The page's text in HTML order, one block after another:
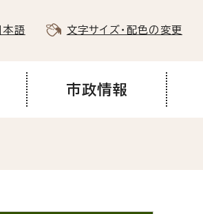
本語 文字サイズ・配色の変更
市政情報